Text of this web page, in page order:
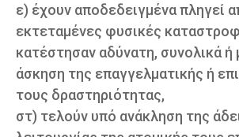
ε) έχουν αποδεδειγμένα πληγεί
εκτεταμένες φυσικές
κατέστησαν αδύνατη, συνολικά ή
άσκηση της επαγγελματικής ή
τους δραστηριότητας,
στ) τελούν υπό ανάκληση της